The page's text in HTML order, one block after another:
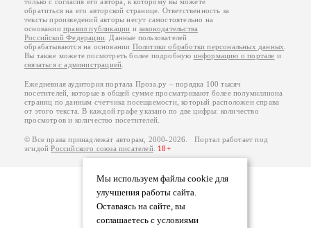
Мы используем файлы cookie для
улучшения работы сайта.
Оставаясь на сайте, вы
соглашаетесь с условиями
только с согласия его автора, к которому вы можете
обратиться на его авторской странице. Ответственность за
тексты произведений авторы несут самостоятельно на
основанииправил публикации изаконодательства
Российской Федерации . Данные пользователей
обрабатываются на основании Политики обработки персональных данных
Вы также можете посмотреть более подробную информацию о портале и
связаться с администрацией
Ежедневная аудитория портала Проза.ру – порядка 100 тысяч
посетителей, которые в общей сумме просматривают более полумиллиона
страниц по данным счетчика посещаемости, который расположен справа
от этого текста. В каждой графе указано по две цифры: количество
просмотров и количество посетителей.
© Все права принадлежат авторам, 2000-2026. Портал работает под
эгидойРоссийского союза писателей. 18+